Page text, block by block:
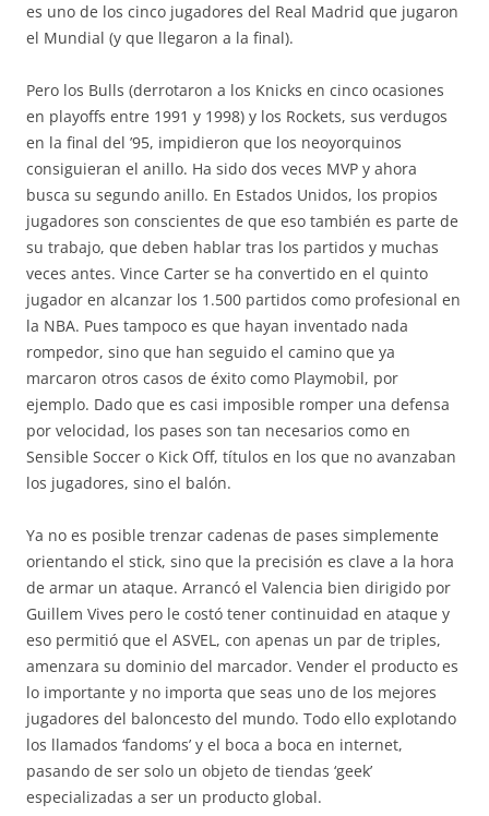
es uno de los cinco jugadores del Real Madrid que jugaron
el Mundial (y que llegaron a la final).
Pero los Bulls (derrotaron a los Knicks en cinco ocasiones
en playoffs entre 1991 y 1998) y los Rockets, sus verdugos
en la final del ’95, impidieron que los neoyorquinos
consiguieran el anillo. Ha sido dos veces MVP y ahora
busca su segundo anillo. En Estados Unidos, los propios
jugadores son conscientes de que eso también es parte de
su trabajo, que deben hablar tras los partidos y muchas
veces antes. Vince Carter se ha convertido en el quinto
jugador en alcanzar los 1.500 partidos como profesional en
la NBA. Pues tampoco es que hayan inventado nada
rompedor, sino que han seguido el camino que ya
marcaron otros casos de éxito como Playmobil, por
ejemplo. Dado que es casi imposible romper una defensa
por velocidad, los pases son tan necesarios como en
Sensible Soccer o Kick Off, títulos en los que no avanzaban
los jugadores, sino el balón.
Ya no es posible trenzar cadenas de pases simplemente
orientando el stick, sino que la precisión es clave a la hora
de armar un ataque. Arrancó el Valencia bien dirigido por
Guillem Vives pero le costó tener continuidad en ataque y
eso permitió que el ASVEL, con apenas un par de triples,
amenzara su dominio del marcador. Vender el producto es
lo importante y no importa que seas uno de los mejores
jugadores del baloncesto del mundo. Todo ello explotando
los llamados ‘fandoms’ y el boca a boca en internet,
pasando de ser solo un objeto de tiendas ‘geek’
especializadas a ser un producto global.